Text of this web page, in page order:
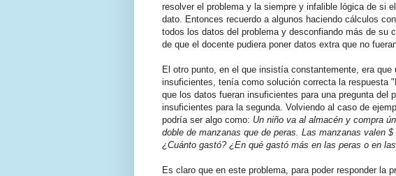
resolver el problema y la siempre y infalible lógica de si
dato. Entonces recuerdo a algunos haciendo cálculos
todos los datos del problema y desconfiando más de su
de que el docente pudiera poner datos extra que no
El otro punto, en el que insistía constantemente, era que
insuficientes, tenía como solución correcta la respuesta
que los datos fueran insuficientes para una pregunta del
insuficientes para la segunda. Volviendo al caso de
podría ser algo como: Un niño va al almacén y compra
doble de manzanas que de peras. Las manzanas valen
¿Cuánto gastó? ¿En qué gastó más en las peras o en
Es claro que en este problema, para poder responder la